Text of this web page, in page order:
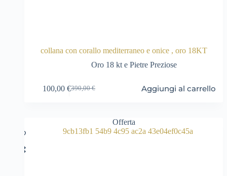
collana con corallo mediterraneo e onice , oro 18KT
Oro 18 kt e Pietre Preziose
390,00€
Il
390,00 €.
100,00 €Il
100,00 €.
Aggiungi al carrello
Offerta